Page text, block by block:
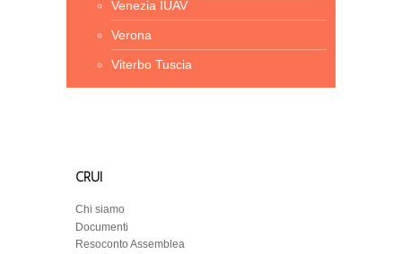
Venezia IUAV
Verona
Viterbo Tuscia
CRUI
Chi siamo
Documenti
Resoconto Assemblea